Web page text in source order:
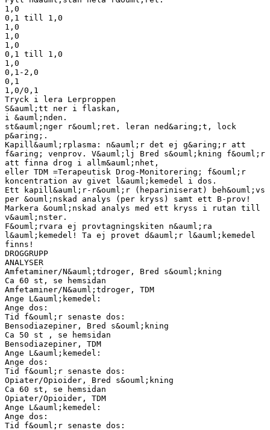
1,0
0,1 till 1,0
1,0
1,0
1,0
0,1 till 1,0
1,0
0,1-2,0
0,1
1,0/0,1
Tryck i lera Lerproppen
S&auml;tt ner i flaskan,
i &auml;nden.
st&auml;nger r&ouml;ret. leran ned&aring;t, lock
p&aring;.
Kapill&auml;rplasma: n&auml;r det ej g&aring;r att
f&aring; venprov. V&auml;lj Bred s&ouml;kning f&ouml;r
att finna drog i allm&auml;nhet,
eller TDM =Terapeutisk Drog-Monitorering; f&ouml;r
koncentration av givet l&auml;kemedel i dos.
Ett kapill&auml;r-r&ouml;r (hepariniserat) beh&ouml;vs
per &ouml;nskad analys (per kryss) samt ett B-prov!
Markera &ouml;nskad analys med ett kryss i rutan till
v&auml;nster.
F&ouml;rvara ej provtagningskiten n&auml;ra
l&auml;kemedel! Ta ej provet d&auml;r l&auml;kemedel
finns!
DROGGRUPP
ANALYSER
Amfetaminer/N&auml;tdroger, Bred s&ouml;kning
Ca 60 st, se hemsidan
Amfetaminer/N&auml;tdroger, TDM
Ange L&auml;kemedel:
Ange dos:
Tid f&ouml;r senaste dos:
Bensodiazepiner, Bred s&ouml;kning
Ca 50 st , se hemsidan
Bensodiazepiner, TDM
Ange L&auml;kemedel:
Ange dos:
Tid f&ouml;r senaste dos:
Opiater/Opioider, Bred s&ouml;kning
Ca 60 st, se hemsidan
Opiater/Opioider, TDM
Ange L&auml;kemedel:
Ange dos:
Tid f&ouml;r senaste dos: